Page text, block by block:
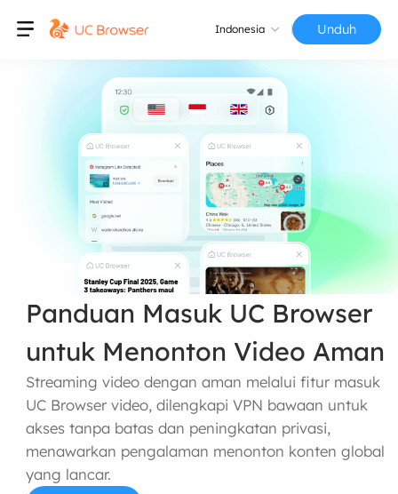
Unduh
Indonesia
Panduan Masuk UC Browser
untuk Menonton Video Aman
Streaming video dengan aman melalui fitur masuk
UC Browser video, dilengkapi VPN bawaan untuk
akses tanpa batas dan peningkatan privasi,
menawarkan pengalaman menonton konten global
yang lancar.